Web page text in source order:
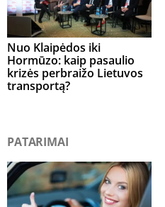
Nuo Klaipėdos iki
Hormūzo: kaip pasaulio
krizės perbraižo Lietuvos
transportą?
PATARIMAI